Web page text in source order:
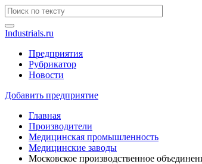
Industrials.ru
Предприятия
Рубрикатор
Новости
Добавить предприятие
Главная
Производители
Медицинская промышленность
Медицинские заводы
Московское производственное